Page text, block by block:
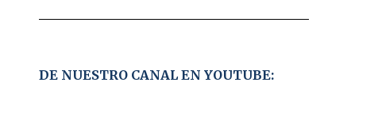
DE NUESTRO CANAL EN YOUTUBE: